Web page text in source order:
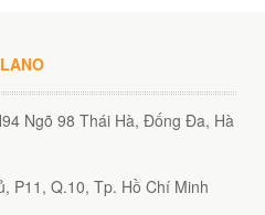
Ngõ 98 Thái Hà, Đống Đa, Hà
P11, Q.10, Tp. Hồ Chí Minh